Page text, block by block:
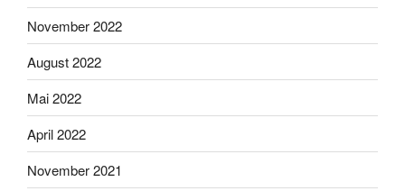
November 2022
August 2022
Mai 2022
April 2022
November 2021